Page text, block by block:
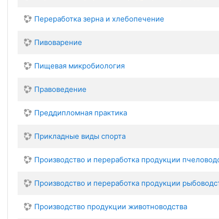
Переработка зерна и хлебопечение
Пивоварение
Пищевая микробиология
Правоведение
Преддипломная практика
Прикладные виды спорта
Производство и переработка продукции
Производство и переработка продукции
Производство продукции животноводства